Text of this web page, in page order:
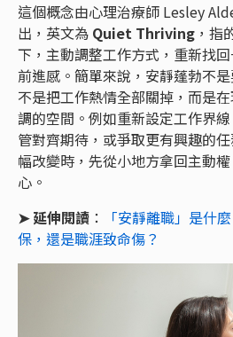
這個概念由心理治療師 Lesley
出，英文為 Quiet Thriving ，指
下，主動調整工作方式，重新找
前進感。簡單來說，安靜蓬勃不
不是把工作熱情全部關掉，而是
調的空間。例如重新設定工作界
管對齊期待，或爭取更有興趣的
幅改變時，先從小地方拿回主動
心。
➤延伸閱讀 ：
「安靜離職」是什
保，還是職涯致命傷？